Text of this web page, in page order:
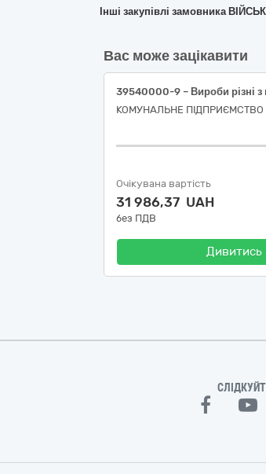
Інші закупівлі замовника
Вас може зацікавити
КОМУНАЛЬНЕ
Очікувана вартість
31 986,37 UAH
без ПДВ
Дивитись